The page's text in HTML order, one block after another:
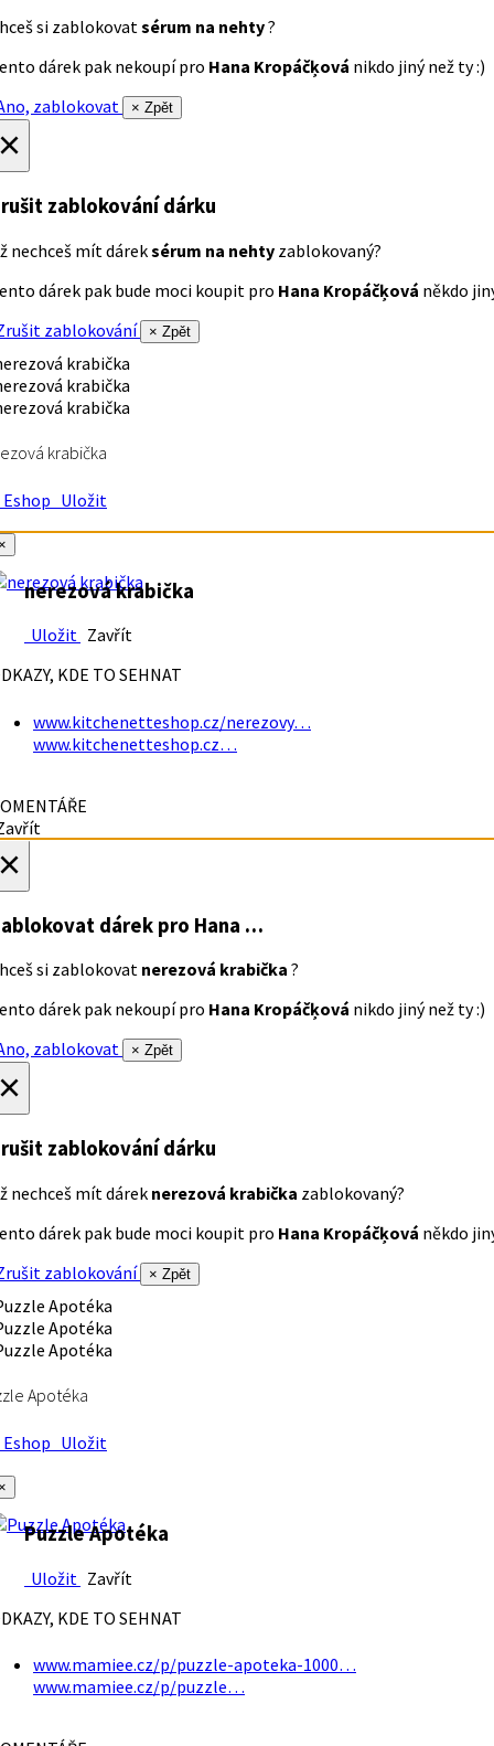
si zablokovatsérum na nehty?
dárek pak nekoupí pro Hana Kropáčķová nikdo jiný než ty :)
zablokovat
× Zpět
zablokování dárku
nechceš mít dáreksérum na nehty zablokovaný?
dárek pak bude moci koupit pro Hana Kropáčķová někdo
zablokování
× Zpět
krabička
Uložit
nerezová krabička
Uložit Zavřít
KDE TO SEHNAT
www.kitchenetteshop.cz/nerezovy…
www.kitchenetteshop.cz…
dárek pro Hana …
si zablokovat nerezová krabička ?
dárek pak nekoupí pro Hana Kropáčķová nikdo jiný než ty :)
zablokovat
× Zpět
zablokování dárku
nechceš mít dárek nerezová krabička zablokovaný?
dárek pak bude moci koupit pro Hana Kropáčķová někdo
zablokování
× Zpět
Apotéka
Uložit
Puzzle Apotéka
Uložit Zavřít
KDE TO SEHNAT
www.mamiee.cz/p/puzzle-apoteka-1000…
www.mamiee.cz/p/puzzle…